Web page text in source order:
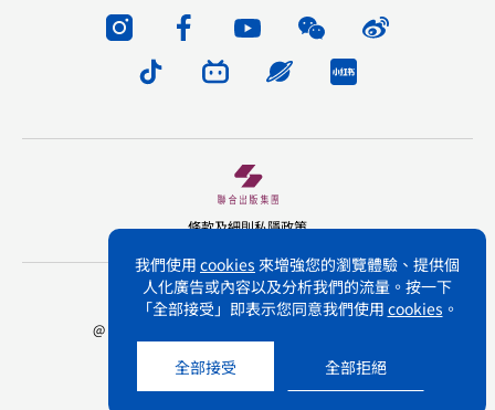
我們使用 cookies 來增強您的瀏覽體驗、提供個
人化廣告或內容以及分析我們的流量。按一下
「全部接受」即表示您同意我們使用 cookies 。
全部接受 全部拒絕
版權所有 不得轉載 三聯書店(香港)有限公司
@ Joint Publishing (Hong Kong) Company Limited.
All rights reserved.
條款及細則私隱政策